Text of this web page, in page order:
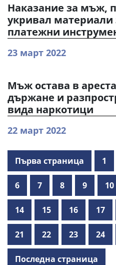
Наказание за мъж,
укривал материали
платежни
23 март 2022
Мъж остава в
държане и
вида наркотици
22 март 2022
Първа страница 1
6 7 8 9 10
14 15 16 17
21 22 23 24
Последна страница